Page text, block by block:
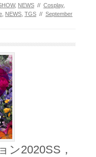
, NEWS // Cosplay,
NEWS TGS // September
ン2020SS，